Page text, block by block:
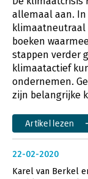
allemaal aan. In
klimaatneutraal
boeken
stappen verder
klimaatactief
ondernemen.
zijn belangrijke
Artikel lezen
22-02-2020
Karel van Berkel